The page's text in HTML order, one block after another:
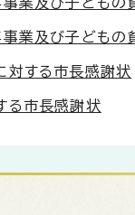
業及び子ども
対する市長感謝状
る市長感謝状